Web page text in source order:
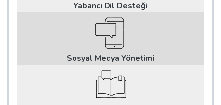
Yabancı Dil Desteği
Sosyal Medya Yönetimi